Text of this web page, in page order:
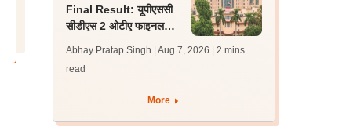
Final Result: यूपीएससी
सीडीएस 2 ओटीए फाइनल
जारी, 483 कैंडिडेट चयनित
Abhay Pratap Singh | Aug 7, 2026
| 2 mins
read
More